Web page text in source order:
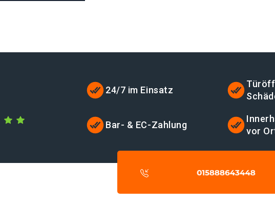
24/7 im Einsatz
Bar- & EC-Zahlung
vor